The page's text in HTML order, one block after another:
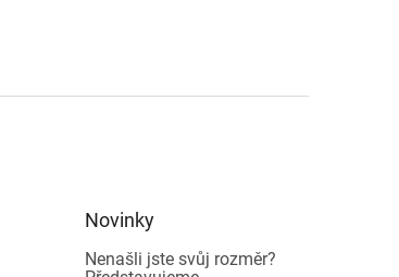
Novinky
Nenašli jste svůj rozměr?